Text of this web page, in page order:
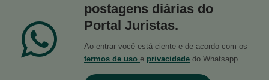
postagens diárias do
Portal Juristas.
Ao entrar você está ciente e de acordo com os
termos de uso e privacidade do Whatsapp.